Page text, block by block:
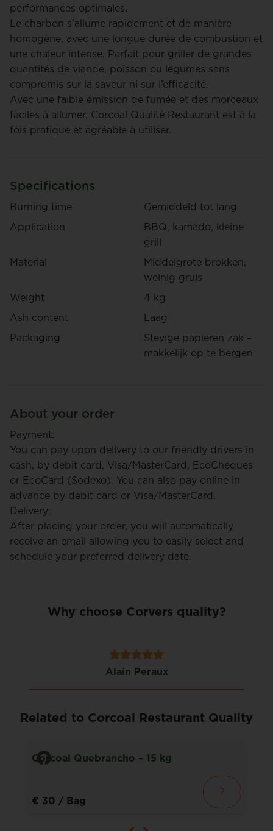
performances optimales.
Le charbon s’allume rapidement et de manière
homogène, avec une longue durée de combustion et
une chaleur intense. Parfait pour griller de grandes
quantités de viande, poisson ou légumes sans
compromis sur la saveur ni sur l’efficacité.
Avec une faible émission de fumée et des morceaux
faciles à allumer, Corcoal Qualité Restaurant est à la
fois pratique et agréable à utiliser.
Specifications
Burning time
Gemiddeld tot lang
Application
BBQ, kamado, kleine
grill
Material
Middelgrote brokken,
weinig gruis
Weight
4 kg
Ash content
Laag
Packaging
Stevige papieren zak –
makkelijk op te bergen
About your order
Payment:
You can pay upon delivery to our friendly drivers in
cash, by debit card, Visa/MasterCard, EcoCheques
or EcoCard (Sodexo). You can also pay online in
advance by debit card or Visa/MasterCard.
Delivery:
After placing your order, you will automatically
receive an email allowing you to easily select and
schedule your preferred delivery date.
Why choose Corvers quality?
Alain Peraux
Related to Corcoal Restaurant Quality
Corcoal Quebrancho – 15 kg
€ 30 / Bag